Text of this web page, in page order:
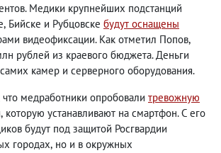
Медики крупнейших подстанций
, Бийске и Рубцовске будут оснащены
видеофиксации. Как отметил Попов,
рублей из краевого бюджета. Деньги
камер и серверного оборудования.
что медработники опробовали тревожную
, которую устанавливают на смартфон. С его
будут под защитой Росгвардии
городах, но и в окружных